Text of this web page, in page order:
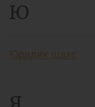
Ю
Юридик шахс